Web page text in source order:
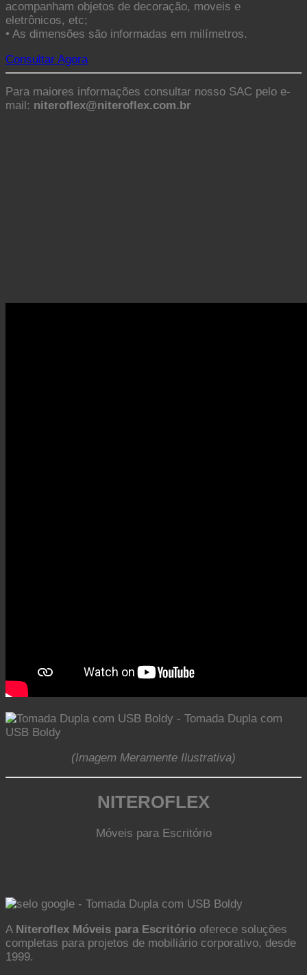
acompanham objetos de decoração, moveis e
eletrônicos, etc;
• As dimensões são informadas em milímetros.
Consultar Agora
Para maiores informações consultar nosso SAC pelo e-
mail: niteroflex@niteroflex.com.br
(Imagem Meramente Ilustrativa)
NITEROFLEX
Móveis para Escritório
A Niteroflex Móveis para Escritório oferece soluções
completas para projetos de mobiliário corporativo, desde
1999.